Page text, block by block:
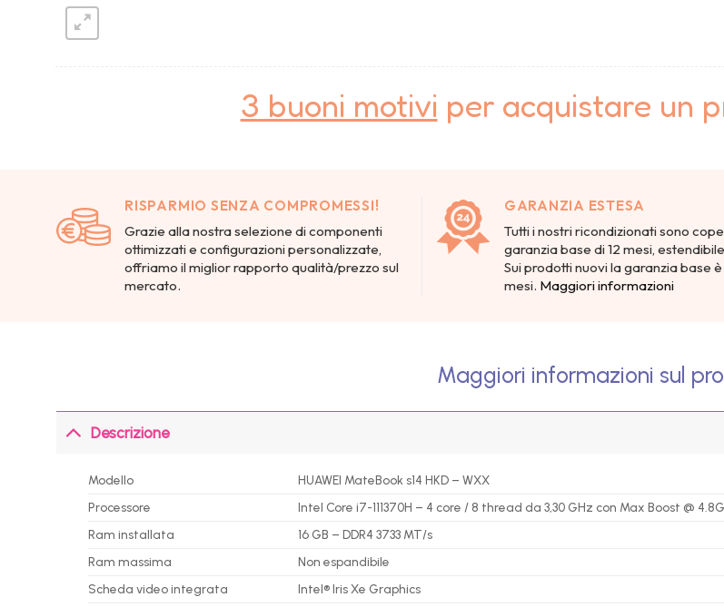
3 buoni motivi per acquistare un
RISPARMIO SENZA COMPROMESSI!
Grazie alla nostra selezione di componenti
ottimizzati e configurazioni personalizzate,
offriamo il miglior rapporto qualità/prezzo sul
mercato.
GARANZIA ESTESA
Tutti i nostri ricondizionati sono
garanzia base di 12 mesi,
Sui prodotti nuovi la garanzia base
mesi. Maggiori informazioni
Maggiori informazioni sul
Descrizione
Modello
HUAWEI MateBook s14 HKD – WXX
Processore
Intel Core i7-111370H – 4 core / 8 thread da 3,30 GHz con Max Boost @
Ram installata
16 GB – DDR4 3733 MT/s
Ram massima
Non espandibile
Scheda video integrata
Intel® Iris Xe Graphics